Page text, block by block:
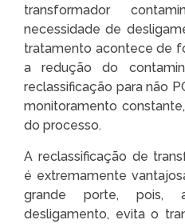
transformador
necessidade de
tratamento acontece de
a redução do
reclassificação para não
monitoramento
do processo.
A reclassificação de
é extremamente
grande porte, pois,
desligamento, evita o